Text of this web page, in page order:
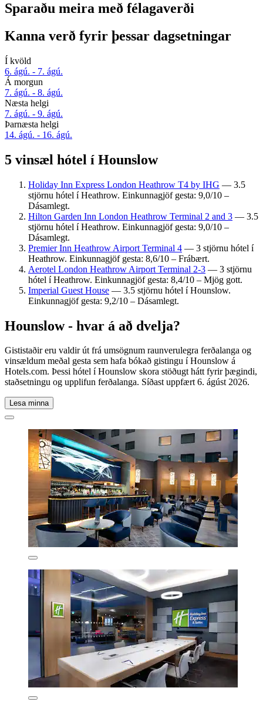
Sparaðu meira með félagaverði
Kanna verð fyrir þessar dagsetningar
Í kvöld
6. ágú. - 7. ágú.
Á morgun
7. ágú. - 8. ágú.
Næsta helgi
7. ágú. - 9. ágú.
Þarnæsta helgi
14. ágú. - 16. ágú.
5 vinsæl hótel í Hounslow
Holiday Inn Express London Heathrow T4 by IHG — 3.5
stjörnu hótel í Heathrow. Einkunnagjöf gesta: 9,0/10 –
Dásamlegt.
Hilton Garden Inn London Heathrow Terminal 2 and 3 — 3.5
stjörnu hótel í Heathrow. Einkunnagjöf gesta: 9,0/10 –
Dásamlegt.
Premier Inn Heathrow Airport Terminal 4 — 3 stjörnu hótel í
Heathrow. Einkunnagjöf gesta: 8,6/10 – Frábært.
Aerotel London Heathrow Airport Terminal 2-3 — 3 stjörnu
hótel í Heathrow. Einkunnagjöf gesta: 8,4/10 – Mjög gott.
Imperial Guest House — 3.5 stjörnu hótel í Hounslow.
Einkunnagjöf gesta: 9,2/10 – Dásamlegt.
Hounslow - hvar á að dvelja?
Gististaðir eru valdir út frá umsögnum raunverulegra ferðalanga og
vinsældum meðal gesta sem hafa bókað gistingu í Hounslow á
Hotels.com. Þessi hótel í Hounslow skora stöðugt hátt fyrir þægindi,
staðsetningu og upplifun ferðalanga. Síðast uppfært6. ágúst 2026.
Lesa minna